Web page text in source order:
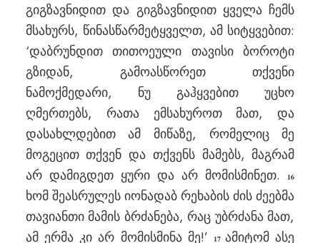
გიგზავნიდით და გიგზავნიდით ყველა ჩემს
მსახურს, წინასწარმეტყველთ, ამ სიტყვებით:
‘დაბრუნდით თითოეული თავისი ბოროტი
გზიდან, გამოასწორეთ თქვენი
ნამოქმედარი, ნუ გაჰყვებით უცხო
ღმერთებს, რათა ემსახუროთ მათ, და
დასახლდებით ამ მიწაზე, რომელიც მე
მოგეცით თქვენ და თქვენს მამებს, მაგრამ
არ დამიგდეთ ყური და არ მომისმინეთ.
16
ხომ შეასრულეს იონადაბ რეხაბის ძის ძეებმა
თავიანთი მამის ბრძანება, რაც უბრძანა მათ,
ამ ერმა კი არ მომისმინა მე!’
17 ამიტომ ასე